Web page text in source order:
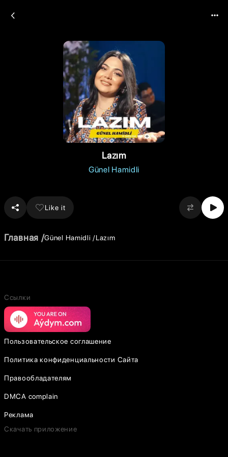
Lazım
Günel Hamidli
Like it
Главная Günel Hamidli Lazım
Ссылки
Пользовательское соглашение
Политика конфиденциальности Сайта
Правообладателям
DMCA complain
Реклама
Скачать приложение